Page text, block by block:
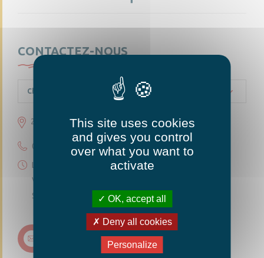
CONTACTEZ-NOUS
Chambellay
23 grande rue 49220 Chambellay
02 41 95 10 54
Lundi 14h30-18h
Vendredi 14h30-18h
Samedi 10h-12h
Nous contacter
This site uses cookies
and gives you control
over what you want to
activate
OK, accept all
Deny all cookies
Personalize